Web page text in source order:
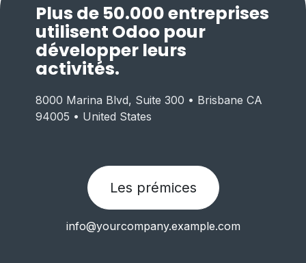
Plus de 50.000 entreprises
utilisent Odoo pour
développer leurs
activités.
Les prémices
8000 Marina Blvd, Suite 300 • Brisbane CA
94005 • United States
info@yourcompany.example.com